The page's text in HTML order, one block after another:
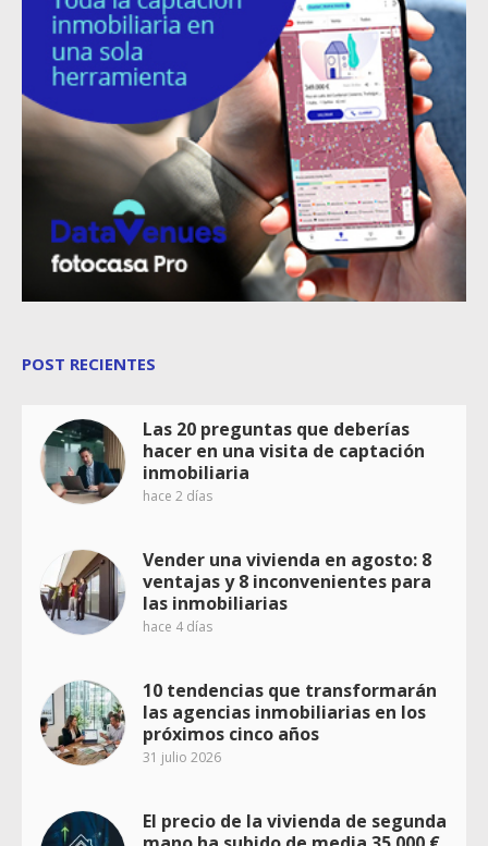
POST RECIENTES
Las 20 preguntas que deberías
hacer en una visita de captación
inmobiliaria
hace 2 días
Vender una vivienda en agosto: 8
ventajas y 8 inconvenientes para
las inmobiliarias
hace 4 días
10 tendencias que transformarán
las agencias inmobiliarias en los
próximos cinco años
31 julio 2026
El precio de la vivienda de segunda